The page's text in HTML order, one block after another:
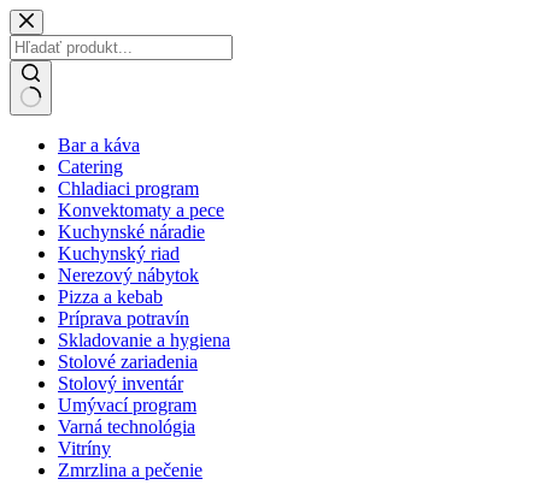
Skip
to
content
results Bar a káva
Catering
Chladiaci program
Konvektomaty a pece
Kuchynské náradie
Kuchynský riad
Nerezový nábytok
Pizza a kebab
Príprava potravín
Skladovanie a hygiena
Stolové zariadenia
Stolový inventár
Umývací program
Varná technológia
Vitríny
Zmrzlina a pečenie